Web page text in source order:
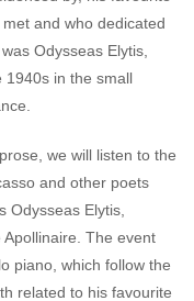
and who dedicated
Odysseas Elytis,
1940s in the small
we will listen to the
and other poets
Odysseas Elytis,
The event
piano, which follow the
related to his favourite